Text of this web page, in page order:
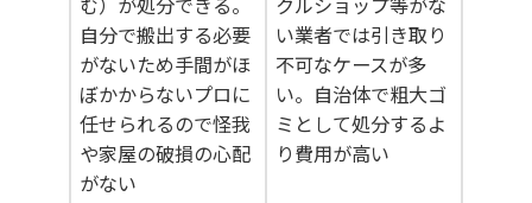
自分で搬出する必要
がないため手間がほ
ぼかからないプロに
任せられるので怪我
や家屋の破損の心配
がない
い業者では引き取り
不可なケースが多
い。自治体で粗大ゴ
ミとして処分するよ
り費用が高い